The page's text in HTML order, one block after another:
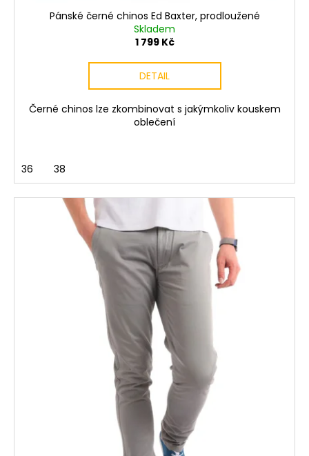
Pánské černé chinos Ed Baxter, prodloužené
Skladem
1 799 Kč
DETAIL
Černé chinos lze zkombinovat s jakýmkoliv kouskem
oblečení
36 38